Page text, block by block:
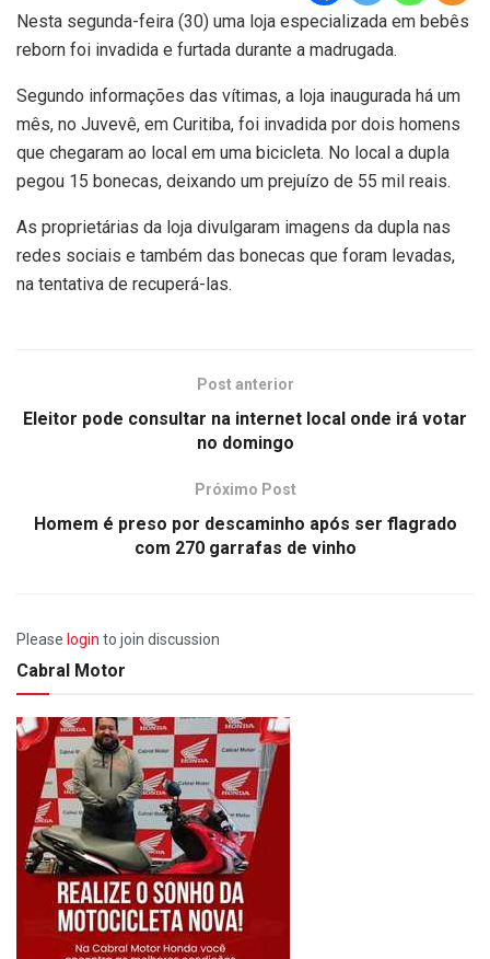
Nesta segunda-feira (30) uma loja especializada em bebês
reborn foi invadida e furtada durante a madrugada.
Segundo informações das vítimas, a loja inaugurada há um
mês, no Juvevê, em Curitiba, foi invadida por dois homens
que chegaram ao local em uma bicicleta. No local a dupla
pegou 15 bonecas, deixando um prejuízo de 55 mil reais.
As proprietárias da loja divulgaram imagens da dupla nas
redes sociais e também das bonecas que foram levadas,
na tentativa de recuperá-las.
Post anterior
Eleitor pode consultar na internet local onde irá votar
no domingo
Próximo Post
Homem é preso por descaminho após ser flagrado
com 270 garrafas de vinho
Please login to join discussion
Cabral Motor